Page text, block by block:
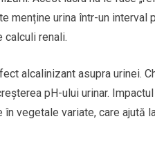
menține urina într-un interval
calculi renali.
alcalinizant asupra urinei.
pH-ului urinar.
vegetale variate, care ajută